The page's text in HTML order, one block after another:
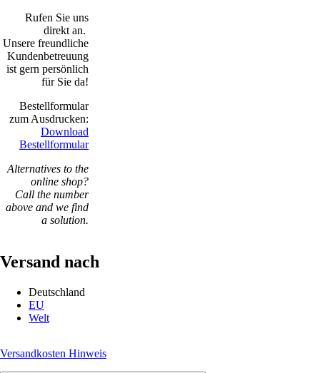
Rufen Sie uns
direkt an.
Unsere freundliche
Kundenbetreuung
ist gern persönlich
für Sie da!
Bestellformular
zum Ausdrucken:
Download
Bestellformular
Alternatives to the
online shop?
Call the number
above and we find
a solution.
Versand nach
Deutschland
EU
Welt
Versandkosten Hinweis